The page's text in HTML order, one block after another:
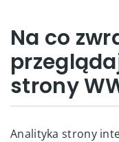
Na co
strony
Analityka strony